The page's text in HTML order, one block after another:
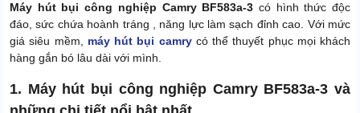
Máy hút bụi công nghiệp Camry BF583a-3 có hình thức độc
đáo, sức chứa hoành tráng , năng lực làm sạch đỉnh cao. Với mức
giá siêu mềm, máy hút bụi camrycó thể thuyết phục mọi khách
hàng gắn bó lâu dài với mình.
1. Máy hút bụi công nghiệp Camry BF583a-3 và